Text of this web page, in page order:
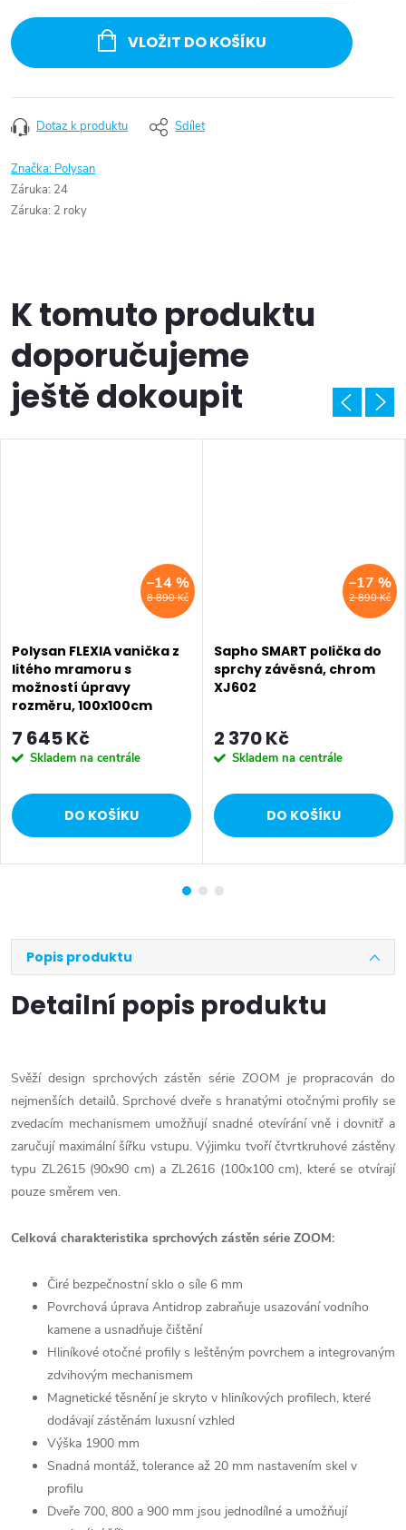
cena:
VLOŽIT DO KOŠÍKU
Dotaz k produktu Sdílet
Značka: Polysan
Záruka: 24
Záruka: 2 roky
Popis produktu
Detailní popis produktu
Svěží design sprchových zástěn série ZOOM je propracován do
nejmenších detailů. Sprchové dveře s hranatými otočnými profily se
zvedacím mechanismem umožňují snadné otevírání vně i dovnitř a
zaručují maximální šířku vstupu. Výjimku tvoří čtvrtkruhové zástěny
typu ZL2615 (90x90 cm) a ZL2616 (100x100 cm), které se otvírají
pouze směrem ven.
Celková charakteristika sprchových zástěn série ZOOM:
Čiré bezpečnostní sklo o síle 6 mm
Povrchová úprava Antidrop zabraňuje usazování vodního
kamene a usnadňuje čištění
Hliníkové otočné profily s leštěným povrchem a integrovaným
zdvihovým mechanismem
Magnetické těsnění je skryto v hliníkových profilech, které
dodávají zástěnám luxusní vzhled
Výška 1900 mm
Snadná montáž, tolerance až 20 mm nastavením skel v
profilu
Dveře 700, 800 a 900 mm jsou jednodílné a umožňují
K tomuto produktu
doporučujeme
ještě dokoupit
8 890 Kč
–14 %
Polysan FLEXIA vanička z
litého mramoru s
možností úpravy
rozměru, 100x100cm
7 645 Kč
Skladem na centrále
DO KOŠÍKU
2 890 Kč
–17 %
Sapho SMART polička do
sprchy závěsná, chrom
XJ602
2 370 Kč
Skladem na centrále
DO KOŠÍKU